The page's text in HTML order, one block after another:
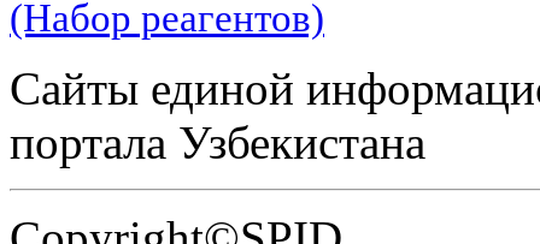
(Набор реагентов)
Сайты единой
портала Узбекистана